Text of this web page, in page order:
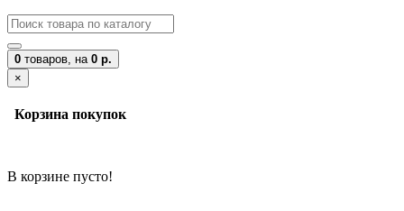
0 товаров, на 0 р.
×
Корзина покупок
В корзине пусто!